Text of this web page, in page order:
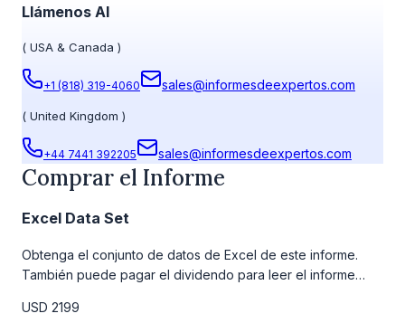
Llámenos Al
( USA & Canada )
+1 (818) 319-4060 sales@informesdeexpertos.com
( United Kingdom )
+44 7441 392205 sales@informesdeexpertos.com
Comprar el Informe
Excel Data Set
Obtenga el conjunto de datos de Excel de este informe.
También puede pagar el dividendo para leer el informe
la tabla de precios a continuación.
USD 2199